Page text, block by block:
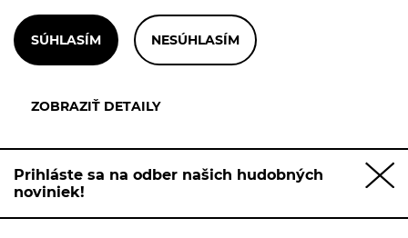
Prihláste sa na odber našich hudobných
noviniek!